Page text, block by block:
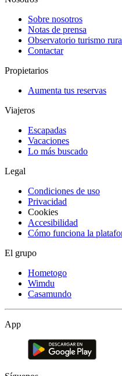
Sobre nosotros
Notas de prensa
Observatorio turismo
Contactar
Propietarios
Aumenta tus reservas
Viajeros
Escapadas
Vacaciones
Lo más buscado
Legal
Condiciones de uso
Privacidad
Cookies
Accesibilidad
Cómo funciona la
El grupo
Hometogo
Wimdu
Casamundo
App